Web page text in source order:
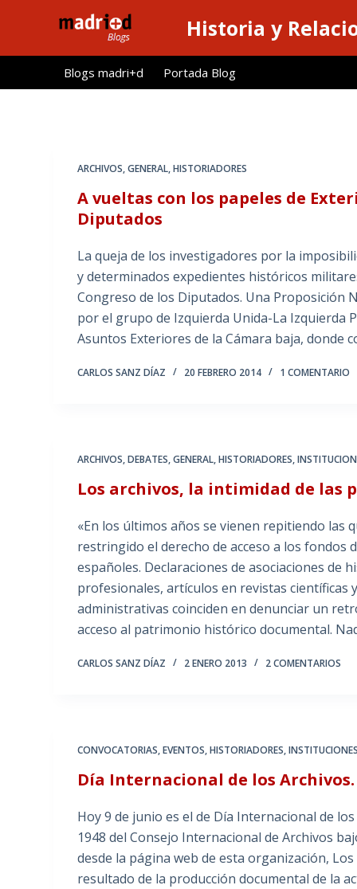
l
Historia y
Blogs madri+d Portada Blog
ARCHIVOS,GENERAL,HISTORIADORES
A vueltas con los papeles de
Diputados
La queja de los investigadores por la
y determinados expedientes históricos
Congreso de los Diputados. Una Proposición
por el grupo de Izquierda Unida-La Izquierda
Asuntos Exteriores de la Cámara baja, donde
CARLOS SANZ DÍAZ 20 FEBRERO 2014 1 COMENTARIO
ARCHIVOS,DEBATES,GENERAL,HISTORIADORES,
Los archivos, la intimidad de las
«En los últimos años se vienen repitiendo las
restringido el derecho de acceso a los fondos
españoles. Declaraciones de asociaciones de
profesionales, artículos en revistas
administrativas coinciden en denunciar un
acceso al patrimonio histórico documental.
CARLOS SANZ DÍAZ 2 ENERO 2013 2 COMENTARIOS
CONVOCATORIAS,EVENTOS,HISTORIADORES,
Día Internacional de los Archivos.
Hoy 9 de junio es el de Día Internacional de
1948 del Consejo Internacional de Archivos
desde la página web de esta organización,
resultado de la producción documental de la